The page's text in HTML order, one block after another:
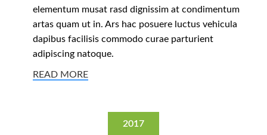
elementum musat rasd dignissim at condimentum
artas quam ut in. Ars hac posuere luctus vehicula
dapibus facilisis commodo curae parturient
adipiscing natoque.
READ MORE
2017